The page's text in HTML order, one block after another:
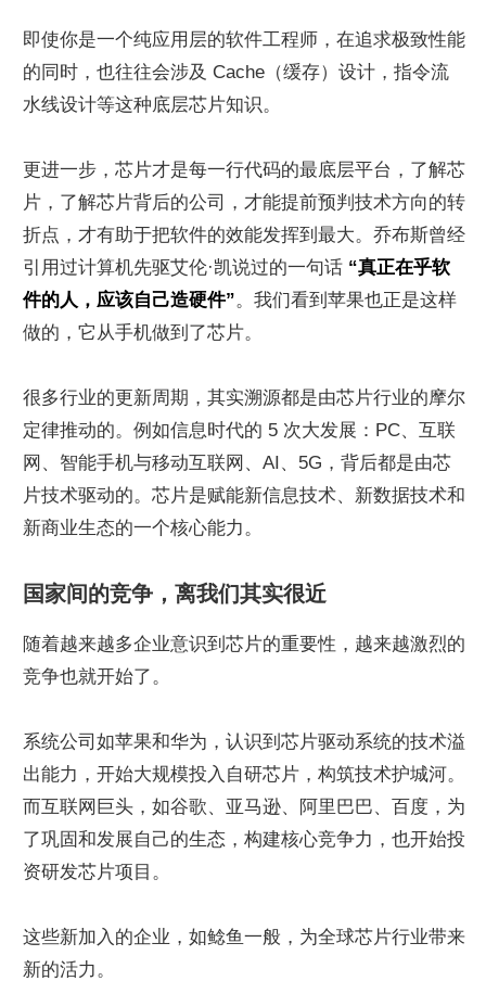
即使你是一个纯应用层的软件工程师，在追求极致性能
的同时，也往往会涉及 Cache（缓存）设计，指令流
水线设计等这种底层芯片知识。
更进一步，芯片才是每一行代码的最底层平台，了解芯
片，了解芯片背后的公司，才能提前预判技术方向的转
折点，才有助于把软件的效能发挥到最大。乔布斯曾经
引用过计算机先驱艾伦·凯说过的一句话 “真正在乎软
件的人，应该自己造硬件”。我们看到苹果也正是这样
做的，它从手机做到了芯片。
很多行业的更新周期，其实溯源都是由芯片行业的摩尔
定律推动的。例如信息时代的 5 次大发展：PC、互联
网、智能手机与移动互联网、AI、5G，背后都是由芯
片技术驱动的。芯片是赋能新信息技术、新数据技术和
新商业生态的一个核心能力。
国家间的竞争，离我们其实很近
随着越来越多企业意识到芯片的重要性，越来越激烈的
竞争也就开始了。
系统公司如苹果和华为，认识到芯片驱动系统的技术溢
出能力，开始大规模投入自研芯片，构筑技术护城河。
而互联网巨头，如谷歌、亚马逊、阿里巴巴、百度，为
了巩固和发展自己的生态，构建核心竞争力，也开始投
资研发芯片项目。
这些新加入的企业，如鲶鱼一般，为全球芯片行业带来
新的活力。